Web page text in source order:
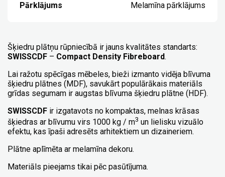
Pārklājums Melamīna pārklājums
Šķiedru plātņu rūpniecībā ir jauns kvalitātes standarts:
SWISSCDF – Compact Density Fibreboard.
Lai ražotu spēcīgas mēbeles, bieži izmanto vidēja blīvuma
šķiedru plātnes (MDF), savukārt populārākais materiāls
grīdas segumam ir augstas blīvuma šķiedru plātne (HDF).
SWISSCDF ir izgatavots no kompaktas, melnas krāsas
šķiedras ar blīvumu virs 1000 kg / m3 un lielisku vizuālo
efektu, kas īpaši adresēts arhitektiem un dizaineriem.
Plātne aplīmēta ar melamīna dekoru.
Materiāls pieejams tikai pēc pasūtījuma.